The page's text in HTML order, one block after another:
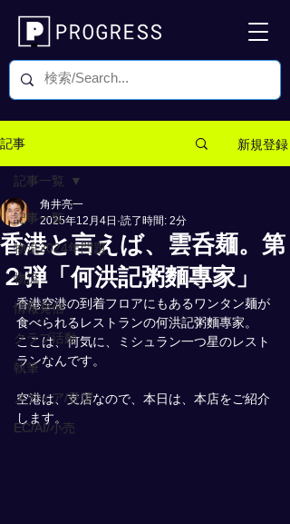
記事 新規登録
記事一覧
物流2024年問題
物流
情報発信
クラブ活動
執筆
メディア/登壇
EC/AI/小売
記事一覧
香港と言えば、雲呑麺。第
２弾「何洪記粥麵專家」
角井亮一
2025年12月4日 読了時間: 2分
香港空港の到着フロアにもあるワンタン麺が
食べられるレストランの何洪記粥麵專家。
ここは、何気に、ミシュラン一つ星のレスト
ランなんです。
空港は、支店なので、本日は、本店をご紹介
します。